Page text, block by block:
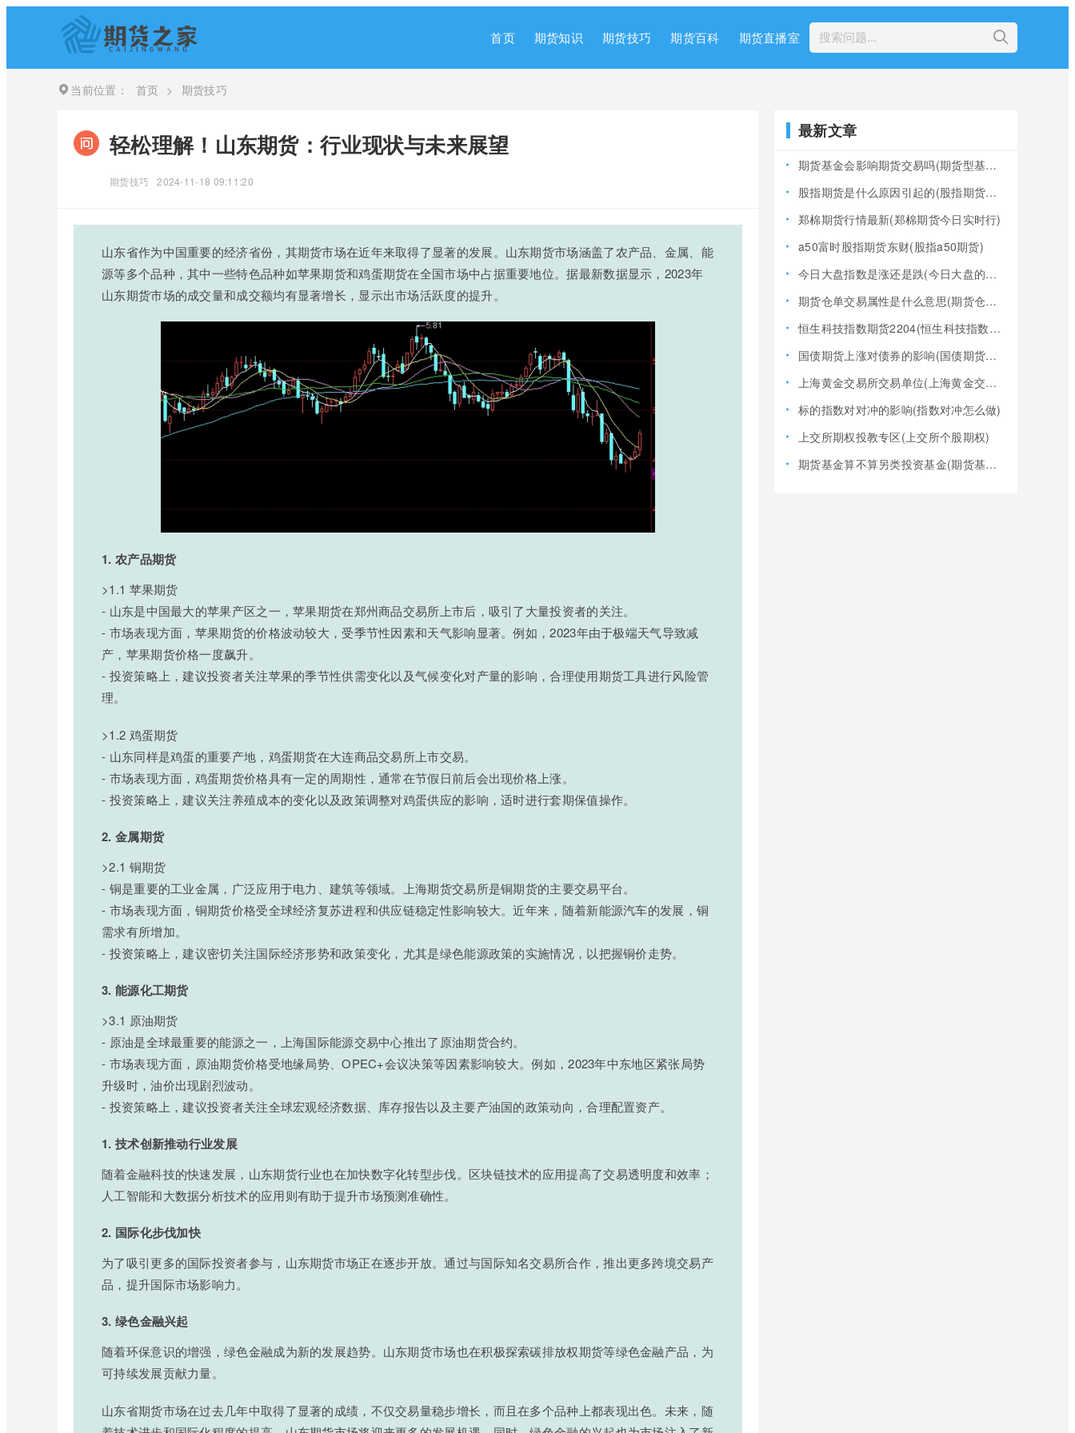
首页 期货知识 期货技巧 期货百科 期货直播室
当前位置： 首页 > 期货技巧
轻松理解！山东期货：行业现状与未来展望
期货技巧 2024-11-18 09:11:20
山东省作为中国重要的经济省份，其期货市场在近年来取得了显著的发展。山东期货市场涵盖了农产品、金属、能
源等多个品种，其中一些特色品种如苹果期货和鸡蛋期货在全国市场中占据重要地位。据最新数据显示，2023年
山东期货市场的成交量和成交额均有显著增长，显示出市场活跃度的提升。
1. 农产品期货
>1.1 苹果期货
- 山东是中国最大的苹果产区之一，苹果期货在郑州商品交易所上市后，吸引了大量投资者的关注。
- 市场表现方面，苹果期货的价格波动较大，受季节性因素和天气影响显著。例如，2023年由于极端天气导致减
产，苹果期货价格一度飙升。
- 投资策略上，建议投资者关注苹果的季节性供需变化以及气候变化对产量的影响，合理使用期货工具进行风险管
理。
>1.2 鸡蛋期货
- 山东同样是鸡蛋的重要产地，鸡蛋期货在大连商品交易所上市交易。
- 市场表现方面，鸡蛋期货价格具有一定的周期性，通常在节假日前后会出现价格上涨。
- 投资策略上，建议关注养殖成本的变化以及政策调整对鸡蛋供应的影响，适时进行套期保值操作。
2. 金属期货
>2.1 铜期货
- 铜是重要的工业金属，广泛应用于电力、建筑等领域。上海期货交易所是铜期货的主要交易平台。
- 市场表现方面，铜期货价格受全球经济复苏进程和供应链稳定性影响较大。近年来，随着新能源汽车的发展，铜
需求有所增加。
- 投资策略上，建议密切关注国际经济形势和政策变化，尤其是绿色能源政策的实施情况，以把握铜价走势。
3. 能源化工期货
>3.1 原油期货
- 原油是全球最重要的能源之一，上海国际能源交易中心推出了原油期货合约。
- 市场表现方面，原油期货价格受地缘局势、OPEC+会议决策等因素影响较大。例如，2023年中东地区紧张局势
升级时，油价出现剧烈波动。
- 投资策略上，建议投资者关注全球宏观经济数据、库存报告以及主要产油国的政策动向，合理配置资产。
1. 技术创新推动行业发展
随着金融科技的快速发展，山东期货行业也在加快数字化转型步伐。区块链技术的应用提高了交易透明度和效率；
人工智能和大数据分析技术的应用则有助于提升市场预测准确性。
2. 国际化步伐加快
为了吸引更多的国际投资者参与，山东期货市场正在逐步开放。通过与国际知名交易所合作，推出更多跨境交易产
品，提升国际市场影响力。
3. 绿色金融兴起
随着环保意识的增强，绿色金融成为新的发展趋势。山东期货市场也在积极探索碳排放权期货等绿色金融产品，为
可持续发展贡献力量。
山东省期货市场在过去几年中取得了显著的成绩，不仅交易量稳步增长，而且在多个品种上都表现出色。未来，随
最新文章
期货基金会影响期货交易吗(期货型基金风险大吗)
股指期货是什么原因引起的(股指期货产生的原因)
郑棉期货行情最新(郑棉期货今日实时行)
a50富时股指期货东财(股指a50期货)
今日大盘指数是涨还是跌(今日大盘的指数是多少)
期货仓单交易属性是什么意思(期货仓是什么意思)
恒生科技指数期货2204(恒生科技指数期货夜盘)
国债期货上涨对债券的影响(国债期货上涨对债券的影响大吗)
上海黄金交易所交易单位(上海黄金交易所全称)
标的指数对对冲的影响(指数对冲怎么做)
上交所期权投教专区(上交所个股期权)
期货基金算不算另类投资基金(期货基金是期货还是基金)